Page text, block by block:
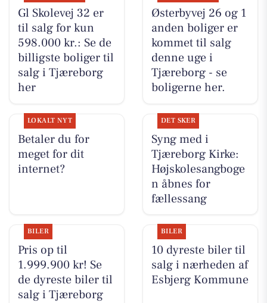
Gl Skolevej 32 er
til salg for kun
598.000 kr.: Se de
billigste boliger til
salg i Tjæreborg
her
Østerbyvej 26 og 1
anden boliger er
kommet til salg
denne uge i
Tjæreborg - se
boligerne her.
LOKALT NYT
Betaler du for
meget for dit
internet?
DET SKER
Syng med i
Tjæreborg Kirke:
Højskolesangboge
n åbnes for
fællessang
BILER
Pris op til
1.999.900 kr! Se
de dyreste biler til
salg i Tjæreborg
BILER
10 dyreste biler til
salg i nærheden af
Esbjerg Kommune